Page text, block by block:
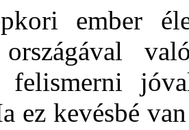
ember
felismerni
ez kevésbé